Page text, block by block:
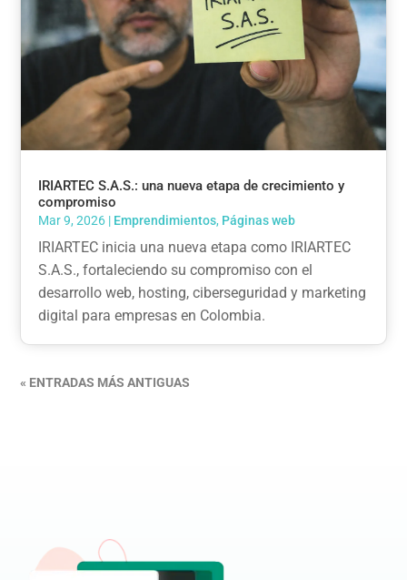
IRIARTEC S.A.S.: una nueva etapa de crecimiento y
compromiso
Mar 9, 2026 | Emprendimientos, Páginas web
IRIARTEC inicia una nueva etapa como IRIARTEC
S.A.S., fortaleciendo su compromiso con el
desarrollo web, hosting, ciberseguridad y marketing
digital para empresas en Colombia.
« ENTRADAS MÁS ANTIGUAS